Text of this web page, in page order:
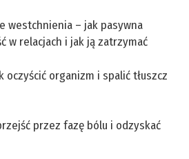
westchnienia – jak pasywna
w relacjach i jak ją zatrzymać
oczyścić organizm i spalić tłuszcz
przez fazę bólu i odzyskać